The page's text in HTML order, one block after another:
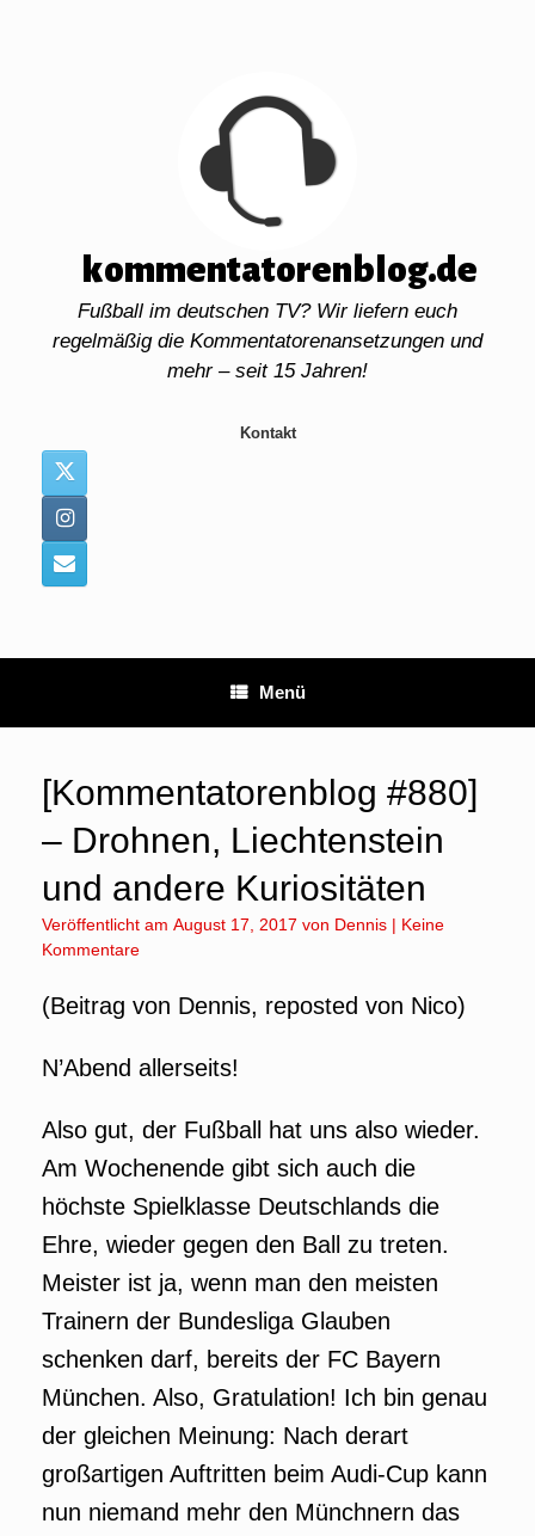
kommentatorenblog.de
Fußball im deutschen TV? Wir liefern euch
regelmäßig die Kommentatorenansetzungen und
mehr – seit 15 Jahren!
Kontakt
Menü
[Kommentatorenblog #880]
– Drohnen, Liechtenstein
und andere Kuriositäten
Veröffentlicht am August 17, 2017 von Dennis | Keine
Kommentare
(Beitrag von Dennis, reposted von Nico)
N’Abend allerseits!
Also gut, der Fußball hat uns also wieder.
Am Wochenende gibt sich auch die
höchste Spielklasse Deutschlands die
Ehre, wieder gegen den Ball zu treten.
Meister ist ja, wenn man den meisten
Trainern der Bundesliga Glauben
schenken darf, bereits der FC Bayern
München. Also, Gratulation! Ich bin genau
der gleichen Meinung: Nach derart
großartigen Auftritten beim Audi-Cup kann
nun niemand mehr den Münchnern das